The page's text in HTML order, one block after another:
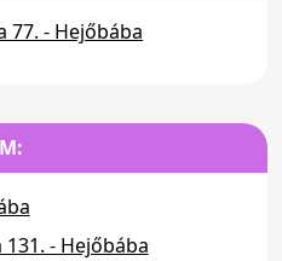
77. - Hejőbába
- Hejőbába